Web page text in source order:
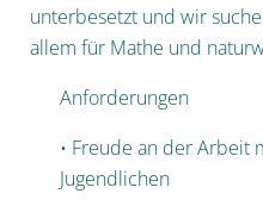
unterbesetzt und wir
allem für Mathe und
Anforderungen
• Freude an der Arbeit
Jugendlichen